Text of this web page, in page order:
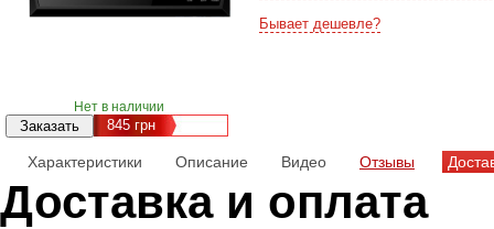
Нет в наличии
845грн
Бывает дешевле?
Характеристики Описание Видео Отзывы
Доставка и оплата